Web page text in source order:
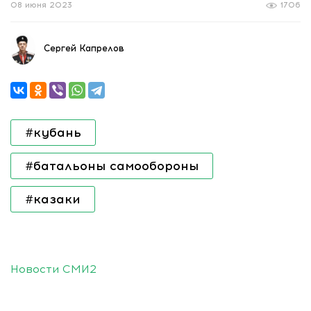
1706
08 июня 2023
Сергей Капрелов
#кубань
#батальоны самообороны
#казаки
Новости СМИ2